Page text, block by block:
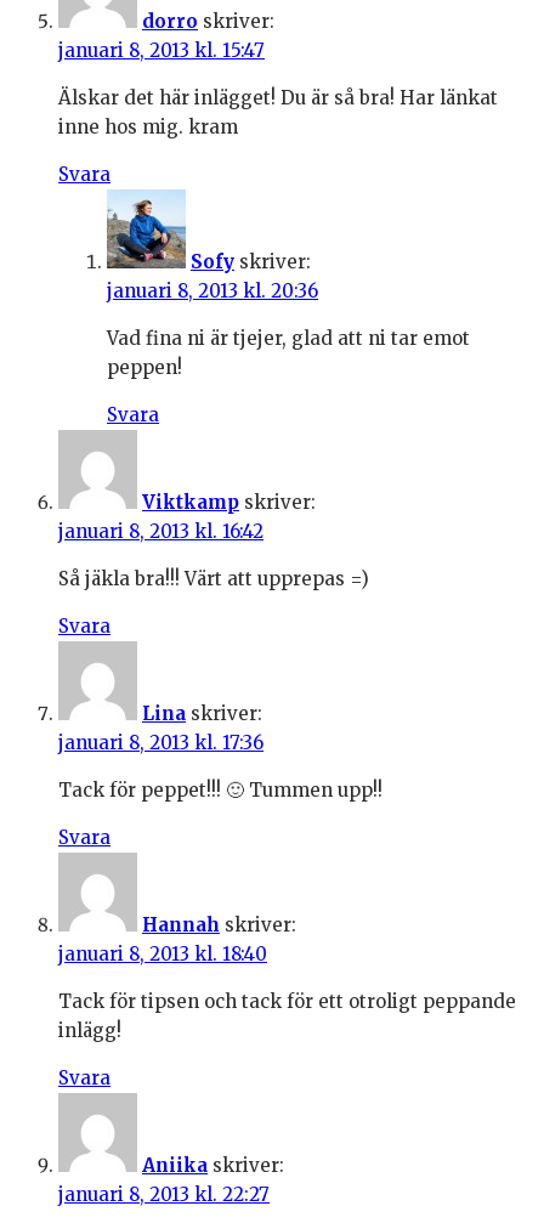
dorro skriver:
januari 8, 2013 kl. 15:47
Älskar det här inlägget! Du är så bra! Har länkat
inne hos mig. kram
Svara
Sofy skriver:
januari 8, 2013 kl. 20:36
Vad fina ni är tjejer, glad att ni tar emot
peppen!
Svara
Viktkamp skriver:
januari 8, 2013 kl. 16:42
Så jäkla bra!!! Värt att upprepas =)
Svara
Lina skriver:
januari 8, 2013 kl. 17:36
Tack för peppet!!! 🙂 Tummen upp!!
Svara
Hannah skriver:
januari 8, 2013 kl. 18:40
Tack för tipsen och tack för ett otroligt peppande
inlägg!
Svara
Aniika skriver:
januari 8, 2013 kl. 22:27